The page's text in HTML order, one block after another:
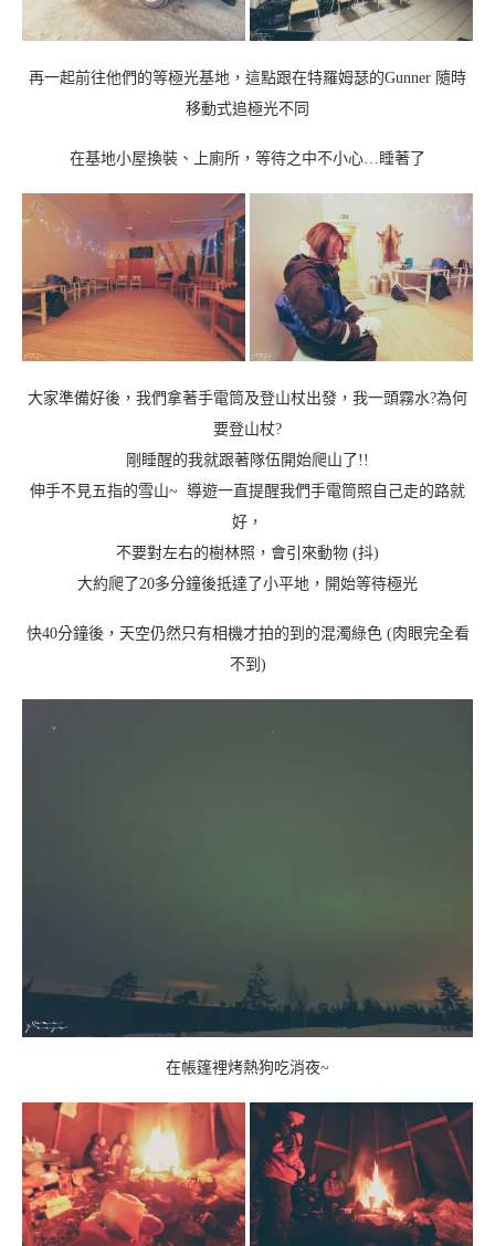
再一起前往他們的等極光基地，這點跟在特羅姆瑟的Gunner 隨時
移動式追極光不同
在基地小屋換裝、上廁所，等待之中不小心…睡著了
大家準備好後，我們拿著手電筒及登山杖出發，我一頭霧水?為何
要登山杖?
剛睡醒的我就跟著隊伍開始爬山了!!
伸手不見五指的雪山~ 導遊一直提醒我們手電筒照自己走的路就
好，
不要對左右的樹林照，會引來動物 (抖)
大約爬了20多分鐘後抵達了小平地，開始等待極光
快40分鐘後，天空仍然只有相機才拍的到的混濁綠色 (肉眼完全看
不到)
在帳篷裡烤熱狗吃消夜~